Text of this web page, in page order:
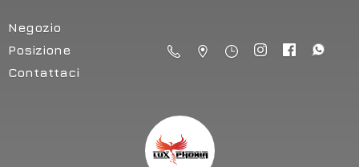
Negozio
Posizione
Contattaci